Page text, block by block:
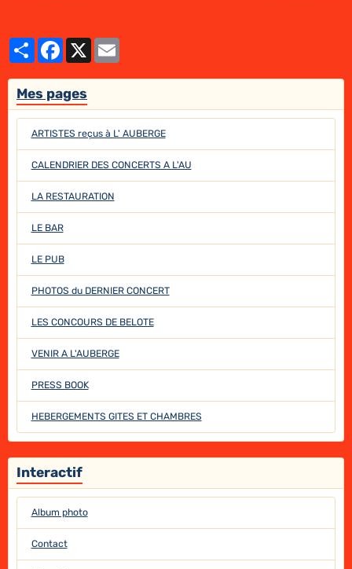
PartagerFacebook
X
Mes pages
ARTISTES reçus à L' AUBERGE
CALENDRIER DES CONCERTS A L'AU
LA RESTAURATION
LE BAR
LE PUB
PHOTOS du DERNIER CONCERT
LES CONCOURS DE BELOTE
VENIR A L'AUBERGE
PRESS BOOK
HEBERGEMENTS GITES ET CHAMBRES
Interactif
Album photo
Contact